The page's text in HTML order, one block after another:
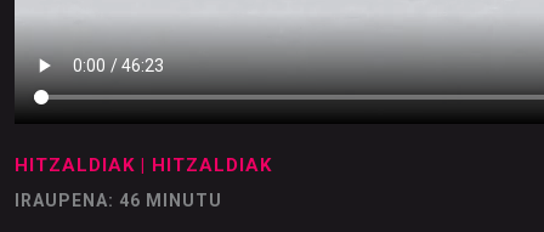
HITZALDIAK | HITZALDIAK
IRAUPENA: 46 MINUTU